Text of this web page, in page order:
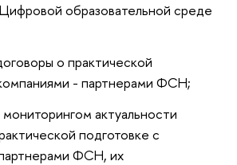
образовательной среде
о практической
- партнерами ФСН;
актуальности
подготовке с
ФСН, их